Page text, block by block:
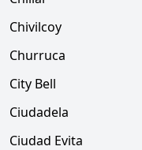
Chivilcoy
Churruca
City Bell
Ciudadela
Ciudad Evita